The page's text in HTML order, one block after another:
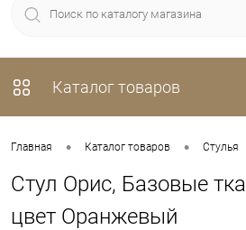
Каталог товаров
Главная • Каталог товаров • Стулья
Стул Орис, Базовые
цвет Оранжевый